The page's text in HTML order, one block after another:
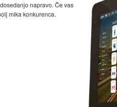
napravo. Če vas
mika konkurenca.